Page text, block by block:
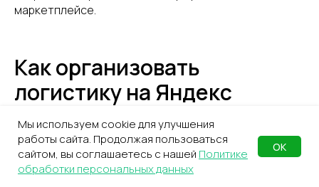
маркетплейсе.
Как организовать
логистику на Яндекс
Маркете
Логистика напрямую влияет на продажи и рейтинг
магазина на маркетплейсе. Продавец должен
Мы используем cookie для улучшения
работы сайта. Продолжая пользоваться
сайтом, вы соглашаетесь с нашей Политике
обработки персональных данных
ОК